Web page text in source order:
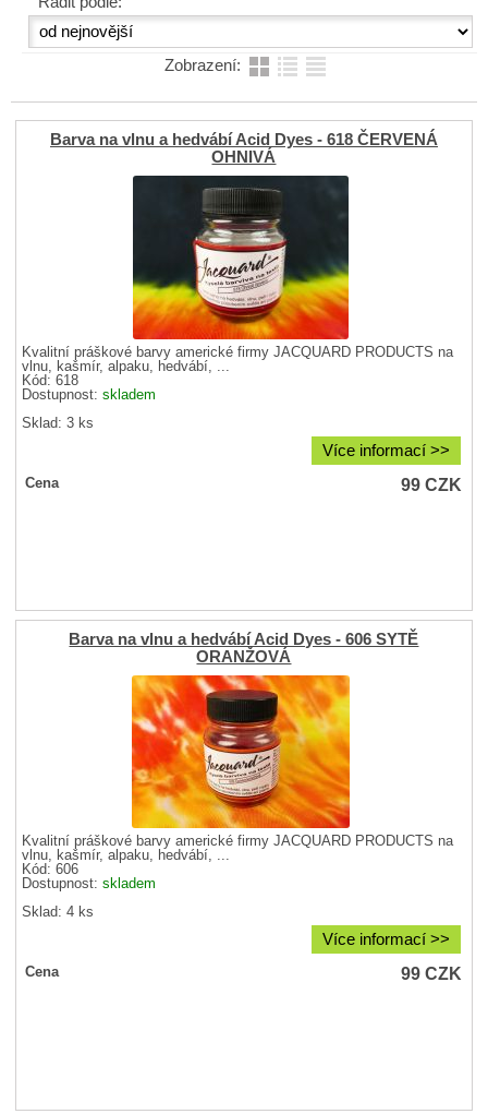
Zobrazení:
Barva na vlnu a hedvábí Acid Dyes - 618 ČERVENÁ
OHNIVÁ
Kvalitní práškové barvy americké firmy JACQUARD PRODUCTS na
vlnu, kašmír, alpaku, hedvábí, ...
Kód: 618
Dostupnost:skladem
Sklad: 3 ks
Více informací >>
Cena 99CZK
Barva na vlnu a hedvábí Acid Dyes - 606 SYTĚ
ORANŽOVÁ
Kvalitní práškové barvy americké firmy JACQUARD PRODUCTS na
vlnu, kašmír, alpaku, hedvábí, ...
Kód: 606
Dostupnost:skladem
Sklad: 4 ks
Více informací >>
Cena 99CZK